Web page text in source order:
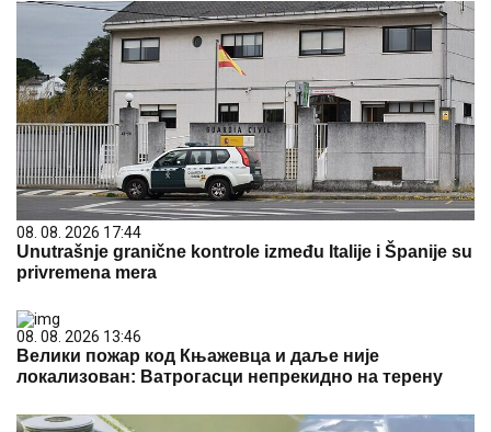
08. 08. 2026 17:44
Unutrašnje granične kontrole između Italije i Španije su
privremena mera
08. 08. 2026 13:46
Велики пожар код Књажевца и даље није
локализован: Ватрогасци непрекидно на терену